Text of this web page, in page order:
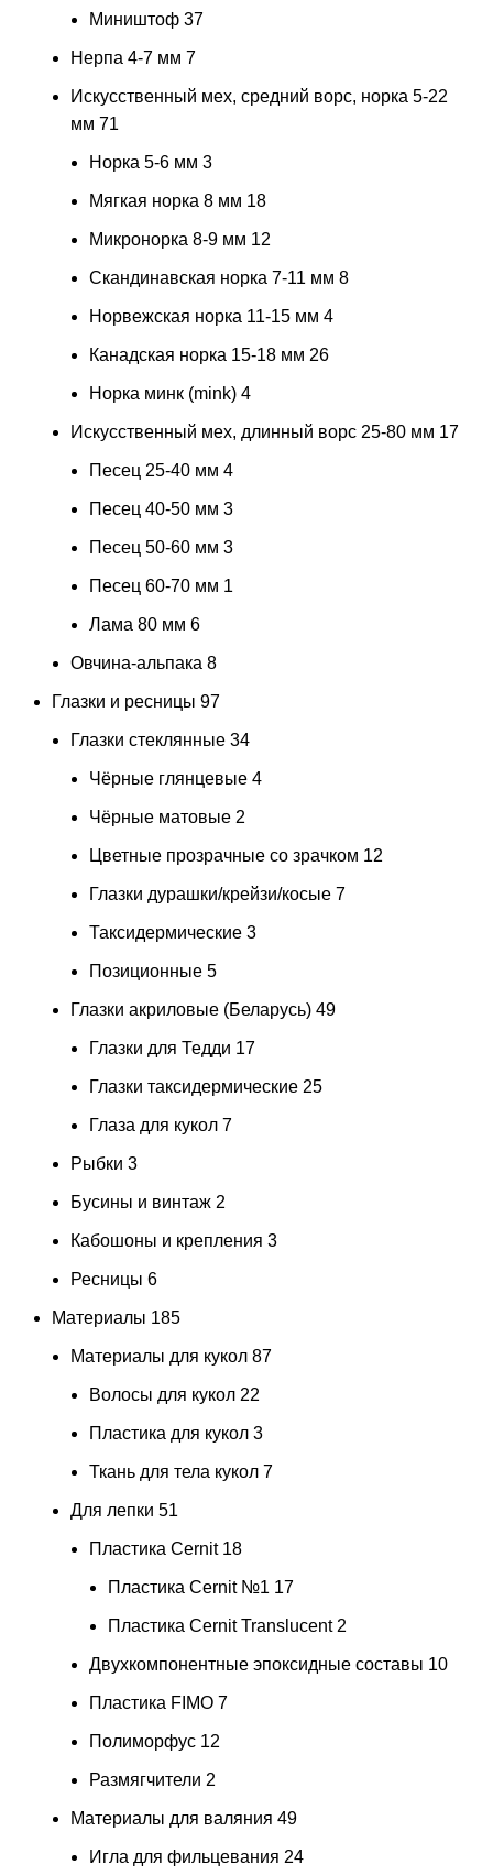
Миништоф 37
Нерпа 4-7 мм 7
Искусственный мех, средний ворс, норка 5-22
мм 71
Норка 5-6 мм 3
Мягкая норка 8 мм 18
Микронорка 8-9 мм 12
Скандинавская норка 7-11 мм 8
Норвежская норка 11-15 мм 4
Канадская норка 15-18 мм 26
Норка минк (mink) 4
Искусственный мех, длинный ворс 25-80 мм 17
Песец 25-40 мм 4
Песец 40-50 мм 3
Песец 50-60 мм 3
Песец 60-70 мм 1
Лама 80 мм 6
Овчина-альпака 8
Глазки и ресницы 97
Глазки стеклянные 34
Чёрные глянцевые 4
Чёрные матовые 2
Цветные прозрачные со зрачком 12
Глазки дурашки/крейзи/косые 7
Таксидермические 3
Позиционные 5
Глазки акриловые (Беларусь) 49
Глазки для Тедди 17
Глазки таксидермические 25
Глаза для кукол 7
Рыбки 3
Бусины и винтаж 2
Кабошоны и крепления 3
Ресницы 6
Материалы 185
Материалы для кукол 87
Волосы для кукол 22
Пластика для кукол 3
Ткань для тела кукол 7
Для лепки 51
Пластика Cernit 18
Пластика Cernit №1 17
Пластика Cernit Translucent 2
Двухкомпонентные эпоксидные составы 10
Пластика FIMO 7
Полиморфус 12
Размягчители 2
Материалы для валяния 49
Игла для фильцевания 24